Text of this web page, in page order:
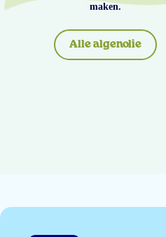
maken.
Alle algenolie